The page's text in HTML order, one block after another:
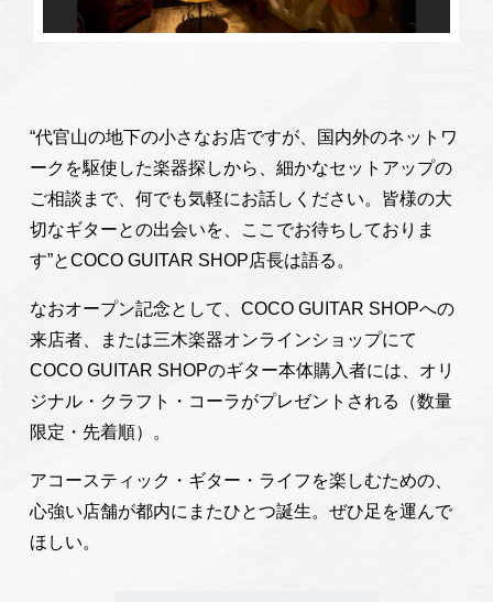
“代官山の地下の小さなお店ですが、国内外のネットワ
ークを駆使した楽器探しから、細かなセットアップの
ご相談まで、何でも気軽にお話しください。皆様の大
切なギターとの出会いを、ここでお待ちしておりま
す”とCOCO GUITAR SHOP店長は語る。
なおオープン記念として、COCO GUITAR SHOPへの
来店者、または三木楽器オンラインショップにて
COCO GUITAR SHOPのギター本体購入者には、オリ
ジナル・クラフト・コーラがプレゼントされる（数量
限定・先着順）。
アコースティック・ギター・ライフを楽しむための、
心強い店舗が都内にまたひとつ誕生。ぜひ足を運んで
ほしい。